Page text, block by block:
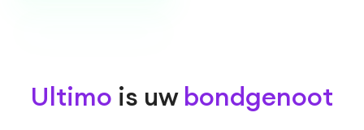
Ultimo is uw bondgenoot